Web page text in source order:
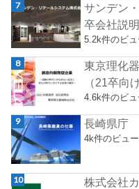
サンデン
卒会社説
5.2k件のビュ
東京理化
（21卒向
4.6k件のビュ
長崎県庁
4k件のビュー
株式会社